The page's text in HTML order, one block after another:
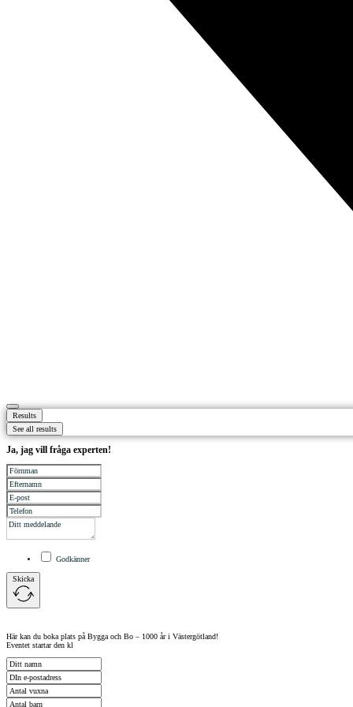
Results
See all results
Ja, jag vill fråga experten!
Godkänner
Skicka
Här kan du boka plats på Bygga och Bo – 1000 år i Västergötland!
Eventet startar den kl